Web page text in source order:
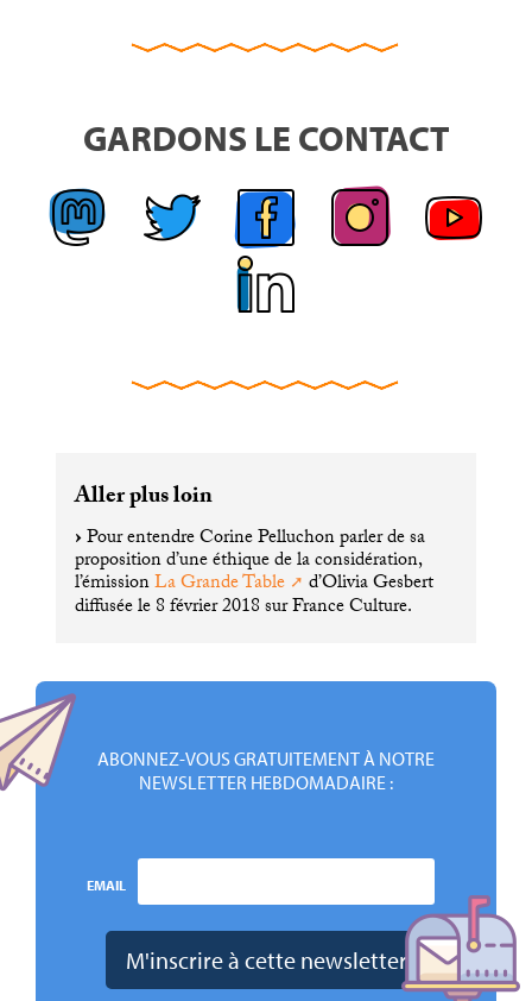
GARDONS LE CONTACT
Aller plus loin
Pour entendre Corine Pelluchon parler de sa
proposition d’une éthique de la considération,
l’émissionLa Grande Table d’Olivia Gesbert
diffusée le 8 février 2018 sur France Culture.
ABONNEZ-VOUS GRATUITEMENT À NOTRE
NEWSLETTER HEBDOMADAIRE :
EMAIL